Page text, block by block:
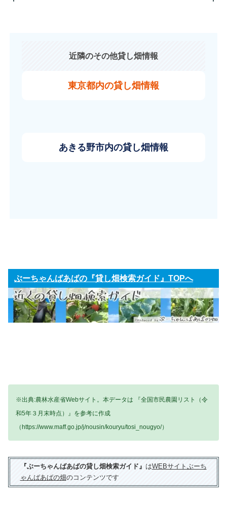
近隣のその他貸し畑情報
東京都内の貸し畑情報
あきる野市内の貸し畑情報
ぶーちゃんばあばの『貸し畑検索ガイド』TOPへ
※出典:農林水産省Webサイト。本データは 『全国市民農園リスト（令
和5年３月末時点）』を参考に作成
（https://www.maff.go.jp/j/nousin/kouryu/tosi_nougyo/）
『ぶーちゃんばあばの貸し畑検索ガイド』 はWEBサイトぶーち
ゃんばあばの畑のコンテンツです